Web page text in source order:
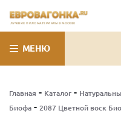
ЛУЧШИЕ ПИЛОМАТЕРИАЛЫ В МОСКВЕ
МЕНЮ
Главная - Каталог -
Биофа - 2087 Цветной воск